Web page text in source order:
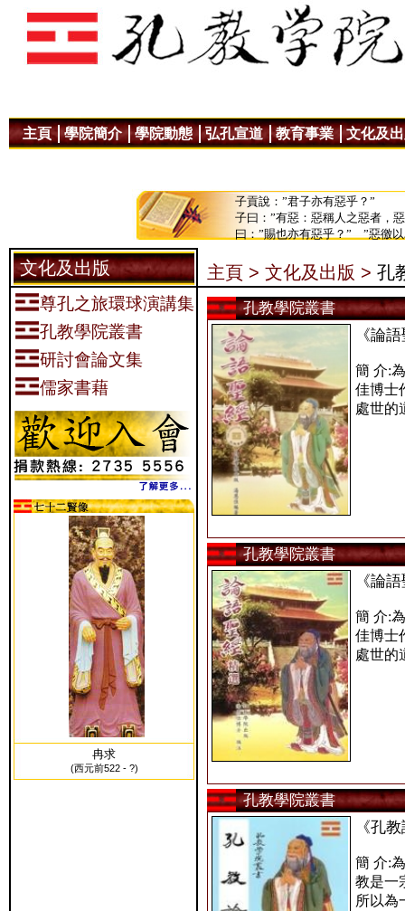
主頁 學院簡介 學院動態 弘孔宣道 教育事業 文化及
子貢說：”君子亦有惡乎？”
子曰：”有惡：惡稱人之惡者，
曰：”賜也亦有惡乎？” ”惡徼
文化及出版
尊孔之旅環球演講集
孔教學院叢書
研討會論文集
儒家書藉
冉求
(西元前522 - ?)
主頁 > 文化及出版 > 孔
孔教學院叢書
《論
簡 介:
佳博士
處世的
孔教學院叢書
《論
簡 介:
佳博士
處世的
孔教學院叢書
《孔
簡 介:
教是一
所以為